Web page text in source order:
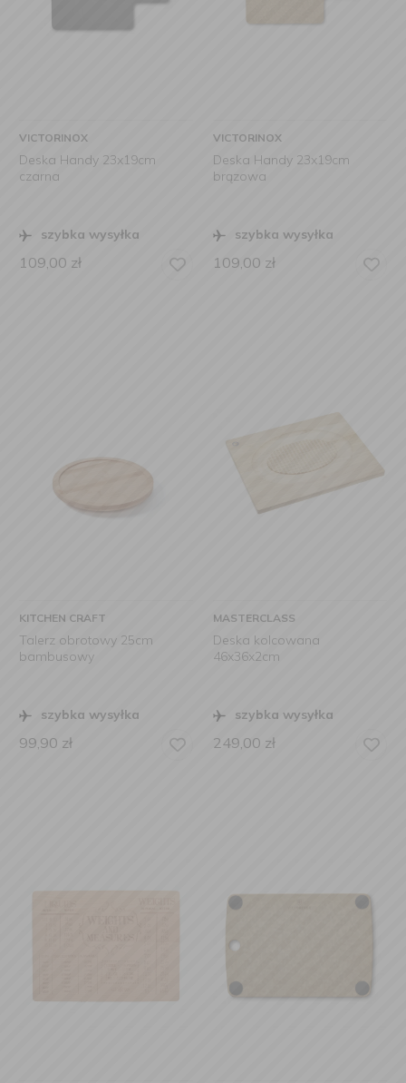
VICTORINOX
Deska Handy 23x19cm
czarna
szybka wysyłka
109,00 zł
VICTORINOX
Deska Handy 23x19cm
brązowa
szybka wysyłka
109,00 zł
KITCHEN CRAFT
Talerz obrotowy 25cm
bambusowy
szybka wysyłka
99,90 zł
MASTERCLASS
Deska kolcowana
46x36x2cm
szybka wysyłka
249,00 zł